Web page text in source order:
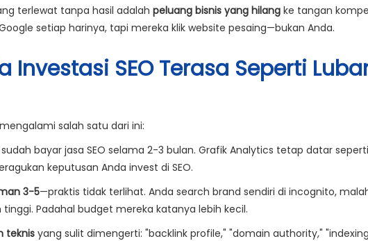
terlewat tanpa hasil adalah peluang bisnis yang hilang ke tangan
setiap harinya, tapi mereka klik website pesaing—bukan Anda.
Investasi SEO Terasa Seperti
salah satu dari ini:
bayar jasa SEO selama 2-3 bulan. Grafik Analytics tetap datar seperti
keputusan Anda invest di SEO.
3-5—praktis tidak terlihat. Anda search brand sendiri di incognito,
Padahal budget mereka katanya lebih kecil.
teknis yang sulit dimengerti: "backlink profile," "domain authority,"